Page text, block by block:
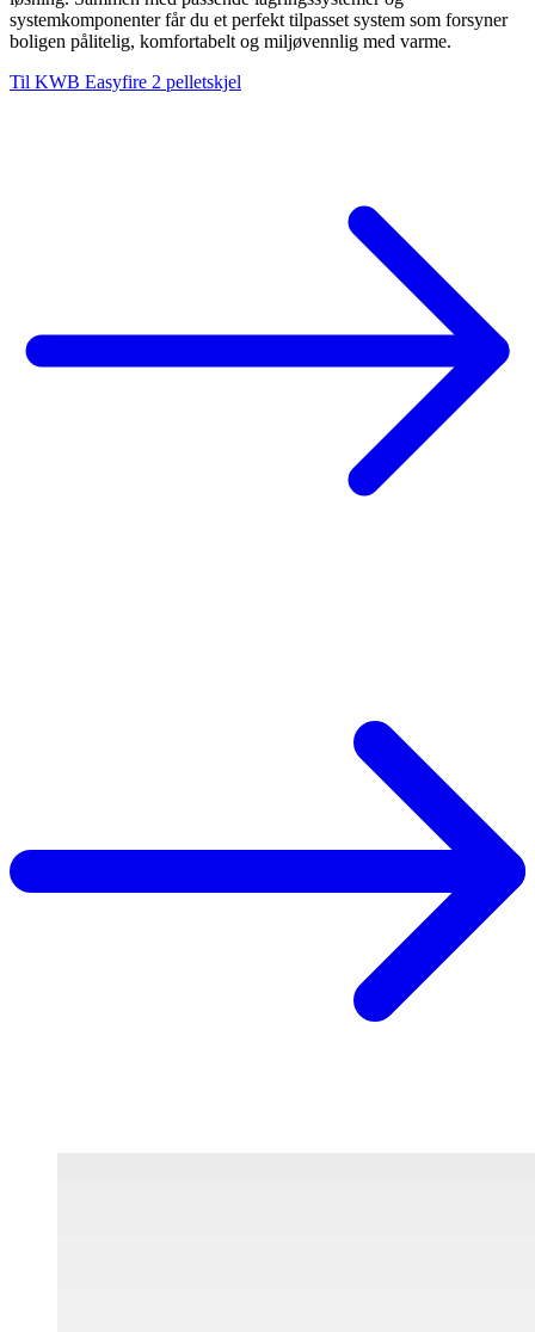
systemkomponenter får du et perfekt tilpasset system som forsyner
boligen pålitelig, komfortabelt og miljøvennlig med varme.
Til KWB Easyfire 2 pelletskjel